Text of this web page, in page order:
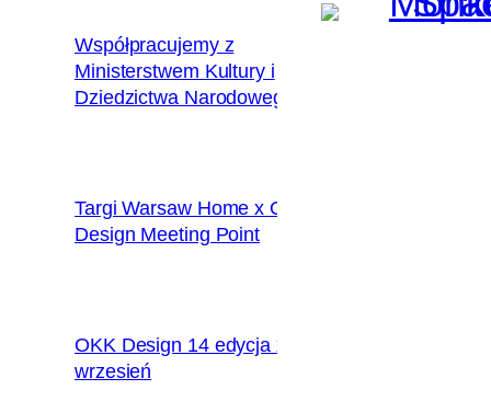
Współpracujemy z
Ministerstwem Kultury i
Dziedzictwa Narodowego
Targi Warsaw Home x OKK
Design Meeting Point
OKK Design 14 edycja x
wrzesień